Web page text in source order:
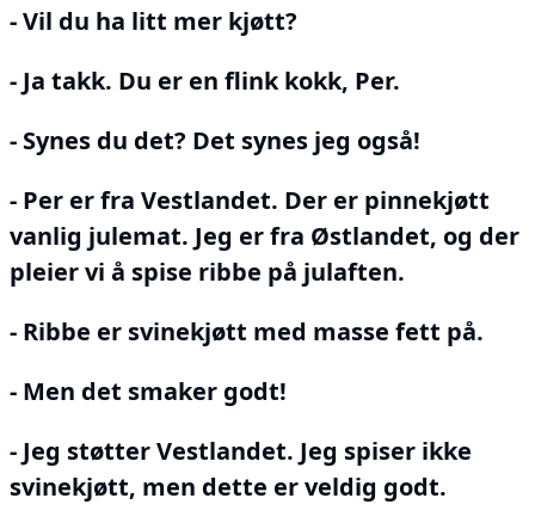
- Vil du ha litt mer kjøtt?
- Ja takk. Du er en flink kokk, Per.
- Synes du det? Det synes jeg også!
- Per er fra Vestlandet. Der er pinnekjøtt
vanlig julemat. Jeg er fra Østlandet, og der
pleier vi å spise ribbe på julaften.
- Ribbe er svinekjøtt med masse fett på.
- Men det smaker godt!
- Jeg støtter Vestlandet. Jeg spiser ikke
svinekjøtt, men dette er veldig godt.